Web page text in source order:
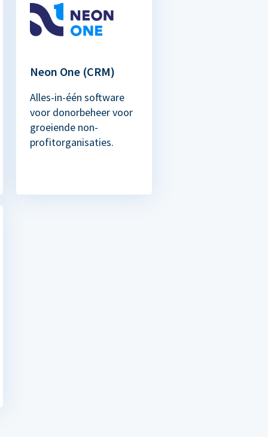
Neon One (CRM)
Alles-in-één software
voor donorbeheer voor
groeiende non-
profitorganisaties.